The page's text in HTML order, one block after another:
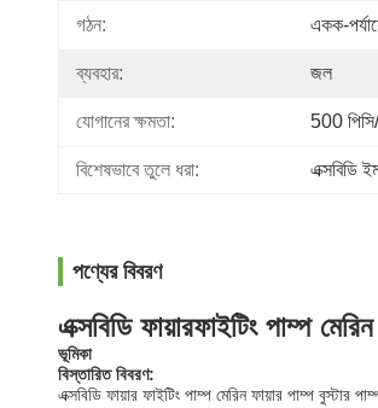
গঠন: একক-
ব্যবহার: জল
যোগানের ক্ষমতা: 500
বিশেষভাবে তুলে ধরা: এক্সবিডি
পণ্যের বিবরণ
এক্সবিডি ফায়ারফাইটিং পাম্প
ভূমিকা
বিস্তারিত বিবরণ:
এক্সবিডি ফায়ার ফাইটিং পাম্প মেরিন ফায়ার পাম্প বুস্টার